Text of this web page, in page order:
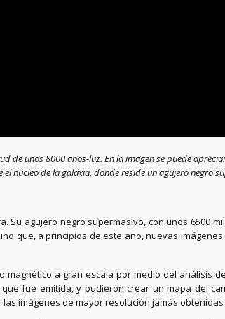
de unos 8000 años-luz. En la imagen se puede
de la galaxia, donde reside un agujero negro
Su agujero negro supermasivo, con unos 6500
que, a principios de este año, nuevas
a gran escala por medio del análisis
fue emitida, y pudieron crear un mapa del
imágenes de mayor resolución jamás